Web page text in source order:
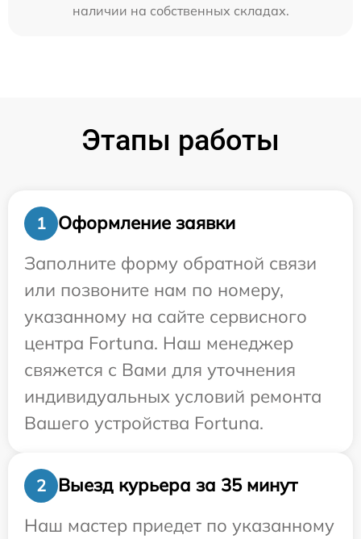
наличии на собственных складах.
Этапы работы
1
Оформление заявки
Заполните форму обратной связи
или позвоните нам по номеру,
указанному на сайте сервисного
центра Fortuna. Наш менеджер
свяжется с Вами для уточнения
индивидуальных условий ремонта
Вашего устройства Fortuna.
2
Выезд курьера за 35 минут
Наш мастер приедет по указанному